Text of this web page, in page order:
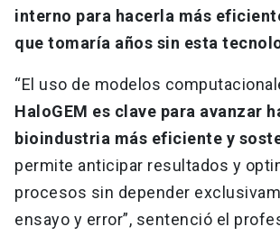
interno para hacerla más
que tomaría años sin esta
“El uso de modelos
HaloGEM es clave para avanzar
bioindustria más eficiente y
permite anticipar resultados y
procesos sin depender
ensayo y error”, sentenció el